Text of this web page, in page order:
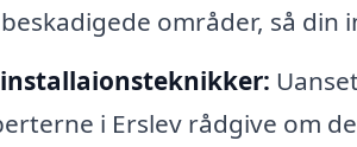
områder, så din
i Erslev rådgive om